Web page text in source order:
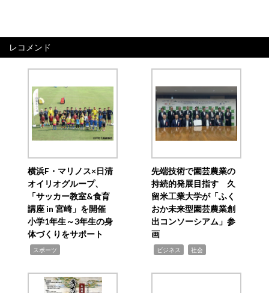
レコメンド
横浜F・マリノス×日清
オイリオグループ、
「サッカー教室&食育
講座 in 宮崎」を開催
小学1年生～3年生の身
体づくりをサポート
スポーツ
先端技術で園芸農業の
持続的発展目指す 久
留米工業大学が「ふく
おか未来型園芸農業創
出コンソーシアム」参
画
ビジネス 社会